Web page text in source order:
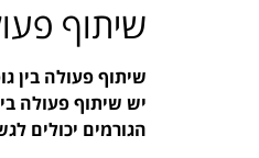
שיתוף
שיתוף פעולה בין
יש שיתוף פעולה
הגורמים יכולים